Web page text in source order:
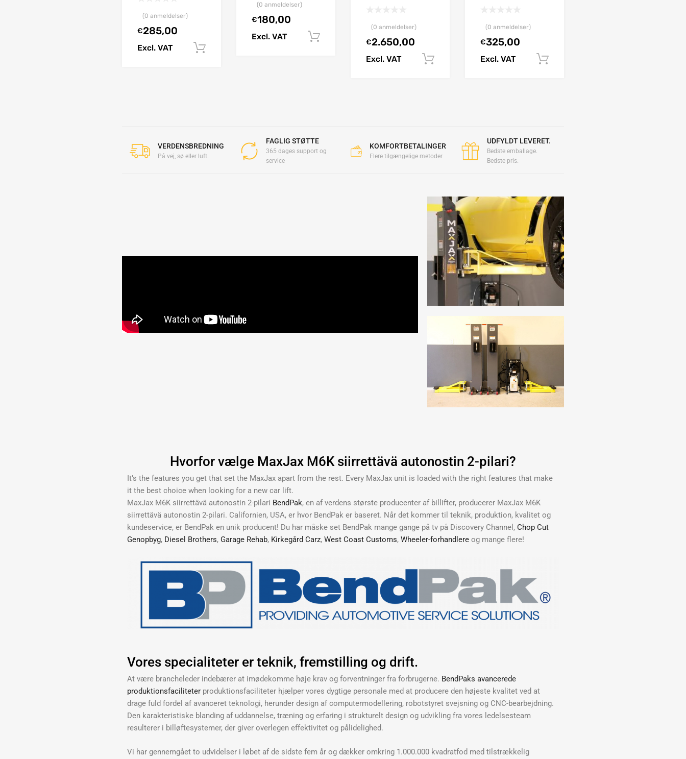
(0 anmeldelser)
€285,00
Excl. VAT
(0 anmeldelser)
€180,00
Excl. VAT Tilføj til kurv
(0 anmeldelser)
€2.650,00
Excl. VAT Vælg muligheder
(0 anmeldelser)
€325,00
Excl. VAT
VERDENSBREDNING
På vej, sø eller luft.
FAGLIG STØTTE
365 dages support og
service
KOMFORTBETALINGER
Flere tilgængelige metoder
UDFYLDT LEVERET.
Bedste emballage.
Bedste pris.
Hvorfor vælge MaxJax M6K siirrettävä autonostin 2-pilari?
It’s the features you get that set the MaxJax apart from the rest. Every MaxJax unit is loaded with the right features that make
it the best choice when looking for a new car lift.
MaxJax M6K siirrettävä autonostin 2-pilari BendPak, en af verdens største producenter af billifter, producerer MaxJax M6K
siirrettävä autonostin 2-pilari. Californien, USA, er hvor BendPak er baseret. Når det kommer til teknik, produktion, kvalitet og
kundeservice, er BendPak en unik producent! Du har måske set BendPak mange gange på tv på Discovery Channel, Chop Cut
Genopbyg, Diesel Brothers, Garage Rehab, Kirkegård Carz, West Coast Customs, Wheeler-forhandlere og mange flere!
Vores specialiteter er teknik, fremstilling og drift.
At være brancheleder indebærer at imødekomme høje krav og forventninger fra forbrugerne. BendPaks avancerede
produktionsfaciliteter produktionsfaciliteter hjælper vores dygtige personale med at producere den højeste kvalitet ved at
drage fuld fordel af avanceret teknologi, herunder design af computermodellering, robotstyret svejsning og CNC-bearbejdning.
Den karakteristiske blanding af uddannelse, træning og erfaring i strukturelt design og udvikling fra vores ledelsesteam
resulterer i billøftesystemer, der giver overlegen effektivitet og pålidelighed.
Vi har gennemgået to udvidelser i løbet af de sidste fem år og dækker omkring 1.000.000 kvadratfod med tilstrækkelig